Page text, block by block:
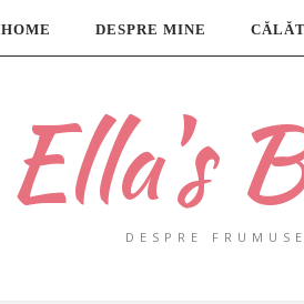
HOME DESPRE MINE
Ella's
DESPRE